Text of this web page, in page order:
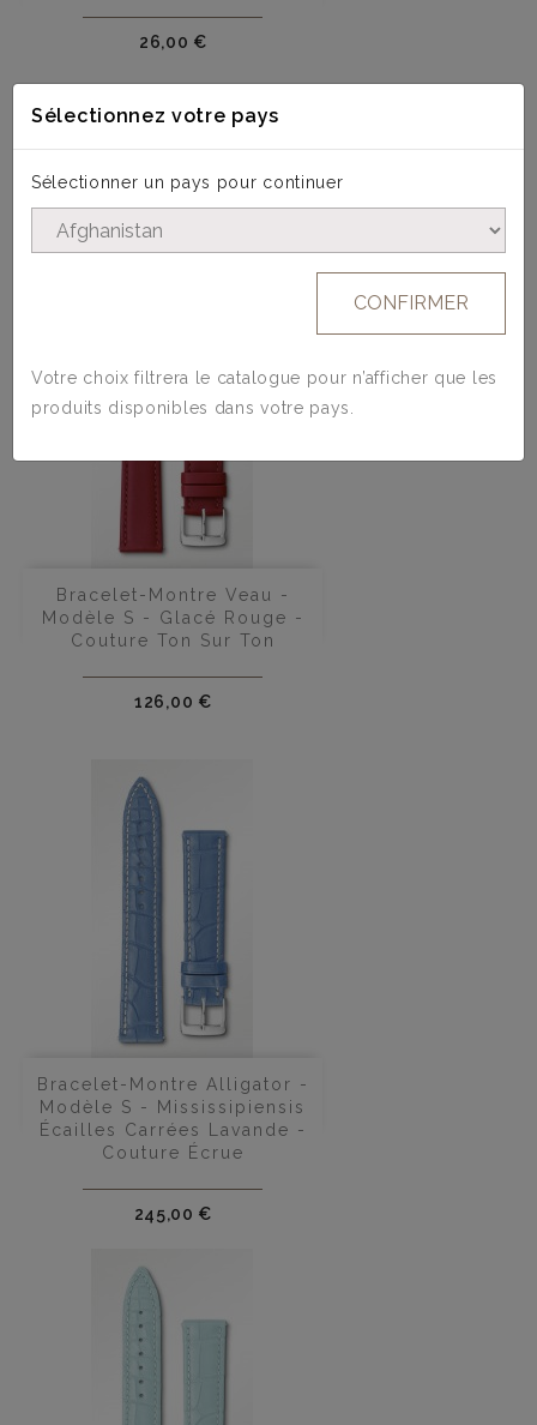
Prix
26,00 €
4 AUTRES PRODUITS DANS LA MÊME
CATÉGORIE :
Bracelet-Montre Veau -
Modèle S - Glacé Rouge -
Couture Ton Sur Ton
Prix
126,00 €
Bracelet-Montre Alligator -
Modèle S - Mississipiensis
Écailles Carrées Lavande -
Couture Écrue
Prix
245,00 €
Sélectionnez votre pays
Sélectionner un pays pour continuer
CONFIRMER
Votre choix filtrera le catalogue pour n’afficher que les
produits disponibles dans votre pays.